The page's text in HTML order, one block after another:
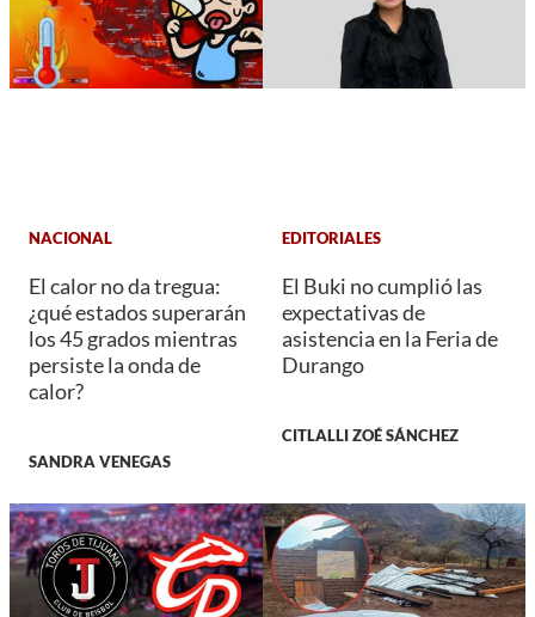
NACIONAL
El calor no da tregua:
¿qué estados superarán
los 45 grados mientras
persiste la onda de
calor?
SANDRA VENEGAS
EDITORIALES
El Buki no cumplió las
expectativas de
asistencia en la Feria de
Durango
CITLALLI ZOÉ SÁNCHEZ